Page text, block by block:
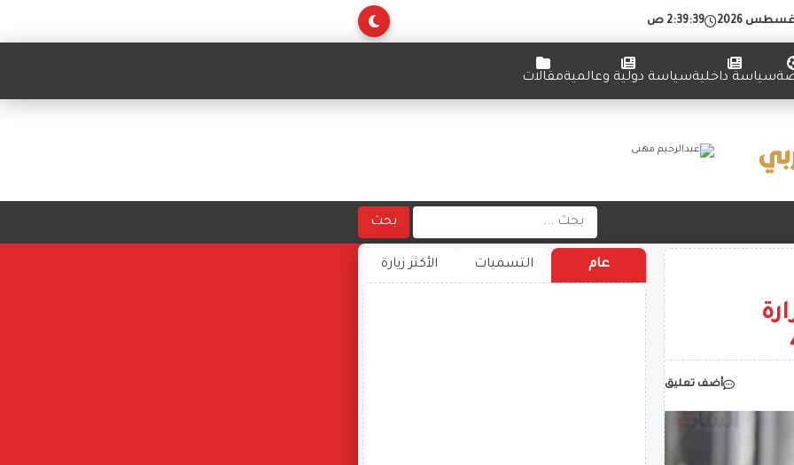
2:39:39 ص
سياسة داخليةسياسة دولية وعالميةمقالات
بحث
أضف تعليق
عام التسميات الأكثر زيارة